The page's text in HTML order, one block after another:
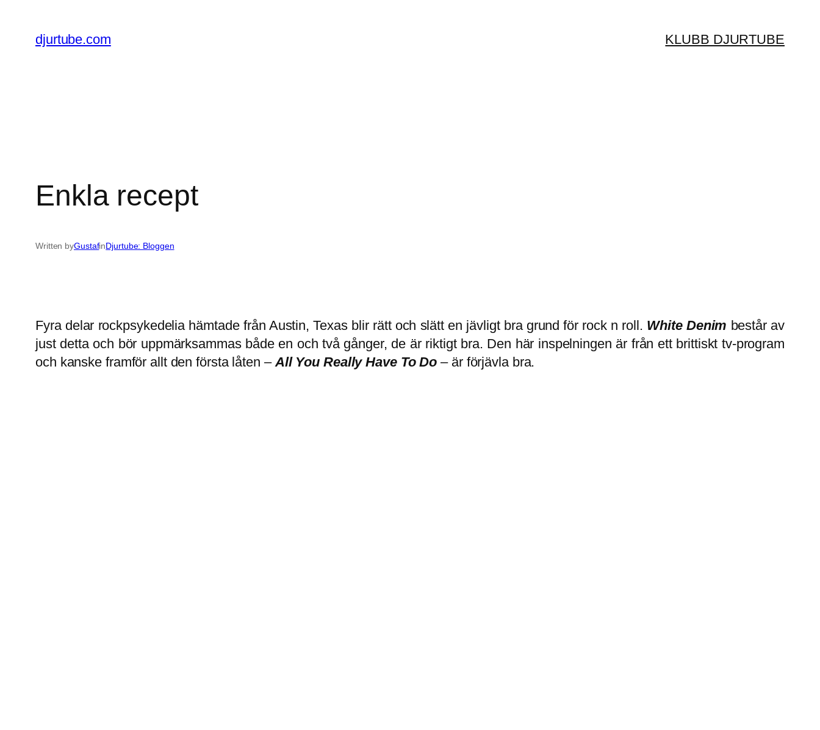
content
djurtube.com KLUBB DJURTUBE
Enkla recept
Written byGustafinDjurtube: Bloggen
Fyra delar rockpsykedelia hämtade från Austin, Texas blir rätt och slätt en jävligt bra grund för rock n roll. White Denim består av
just detta och bör uppmärksammas både en och två gånger, de är riktigt bra. Den här inspelningen är från ett brittiskt tv-program
och kanske framför allt den första låten –All You Really Have To Do – är förjävla bra.